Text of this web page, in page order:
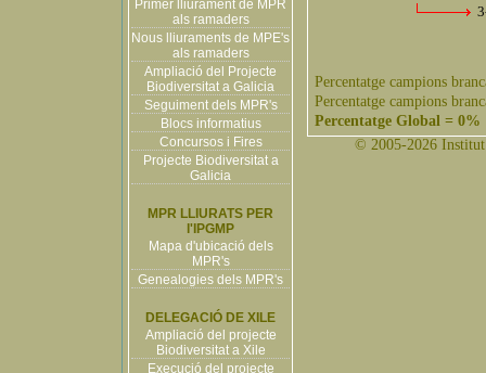
Primer lliurament de MPR
als ramaders
Nous lliuraments de MPE's
als ramaders
Ampliació del Projecte
Biodiversitat a Galicia
Seguiment dels MPR's
Blocs informatius
Concursos i Fires
Projecte Biodiversitat a
Galicia
MPR LLIURATS PER
l'IPGMP
Mapa d'ubicació dels
MPR's
Genealogies dels MPR's
DELEGACIÓ DE XILE
Ampliació del projecte
Biodiversitat a Xile
Execució del projecte
Percentatge campions
Percentatge campions
Percentatge Global = 0%
© 2005-2026 Institut